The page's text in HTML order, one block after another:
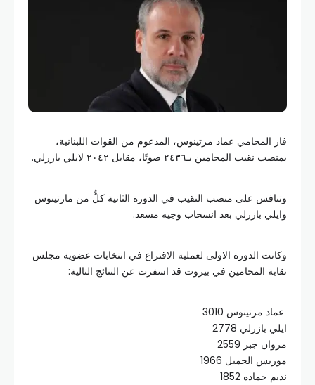
فاز المحامي عماد مرتينوس، المدعوم من القوات اللبنانية،
بمنصب نقيب المحامين بـ٢٤٣٦ صوتًا، مقابل ٢٠٤٢ لايلي بازرلي.
وتنافس على منصب النقيب في الدورة الثانية كلٌّ من مارتينوس
وايلي بازرلي بعد انسحاب وجيه مسعد.
وكانت الدورة الاولى لعملية الاقتراع في انتخابات عضوية مجلس
نقابة المحامين في بيروت قد اسفرت عن النتائج التالية:
عماد مرتينوس 3010
ايلي بازرلي 2778
مروان جبر 2559
موريس الجميل 1966
نديم حماده 1852